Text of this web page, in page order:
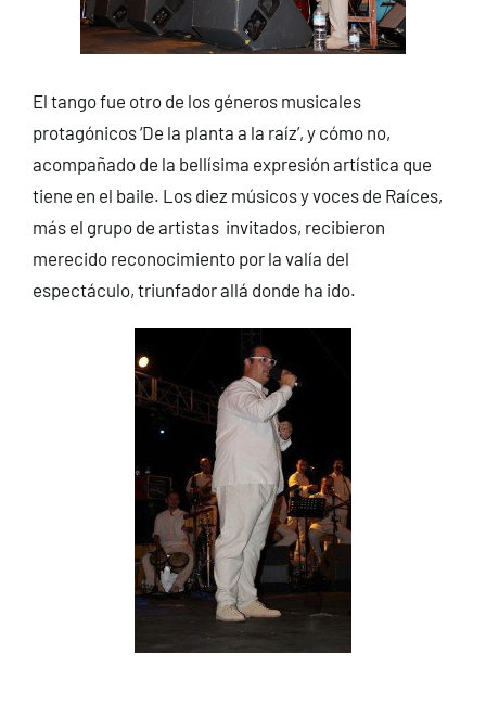
El tango fue otro de los géneros musicales
protagónicos ‘De la planta a la raíz’, y cómo no,
acompañado de la bellísima expresión artística que
tiene en el baile. Los diez músicos y voces de Raíces,
más el grupo de artistas invitados, recibieron
merecido reconocimiento por la valía del
espectáculo, triunfador allá donde ha ido.